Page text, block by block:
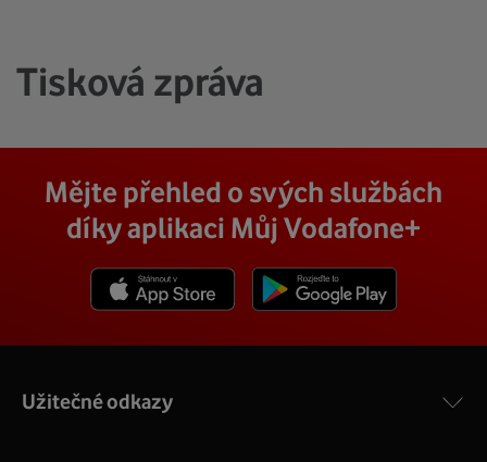
Tisková zpráva
Mějte přehled o svých službách
díky aplikaci Můj Vodafone+
Užitečné odkazy